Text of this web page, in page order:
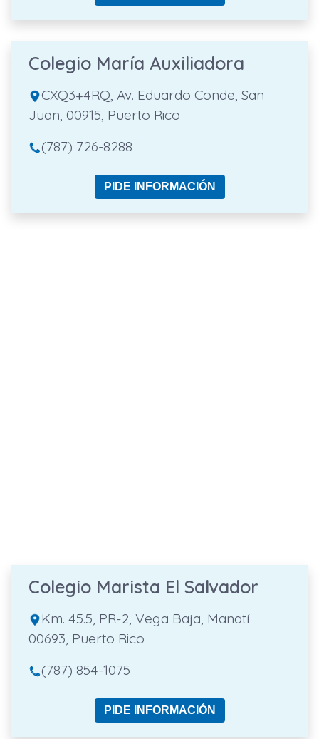
Colegio María Auxiliadora
CXQ3+4RQ, Av. Eduardo Conde, San
Juan, 00915, Puerto Rico
(787) 726-8288
PIDE INFORMACIÓN
Colegio Marista El Salvador
Km. 45.5, PR-2, Vega Baja, Manatí
00693, Puerto Rico
(787) 854-1075
PIDE INFORMACIÓN